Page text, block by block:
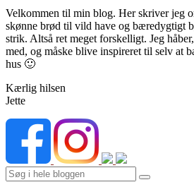
Velkommen til min blog. Her skriver jeg
skønne brød til vild have og bæredygtigt
strik. Altså ret meget forskelligt. Jeg
med, og måske blive inspireret til selv at
hus 🙂
Kærlig hilsen
Jette
Search